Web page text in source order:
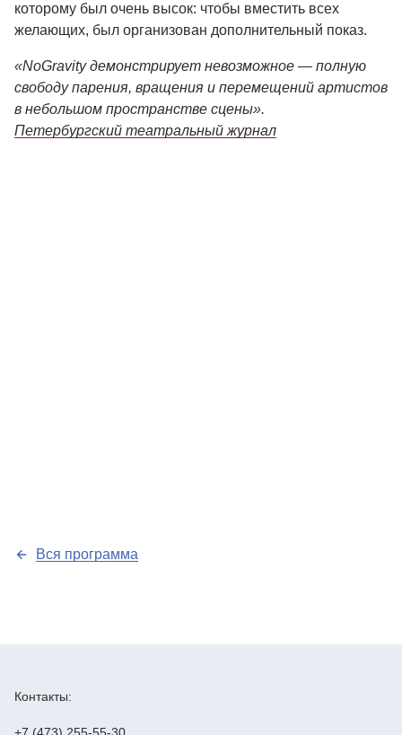
которому был очень высок: чтобы вместить всех
желающих, был организован дополнительный показ.
«NoGravity демонстрирует невозможное — полную
свободу парения, вращения и перемещений артистов
в небольшом пространстве сцены».
Петербургский театральный журнал
Вся программа
Контакты: